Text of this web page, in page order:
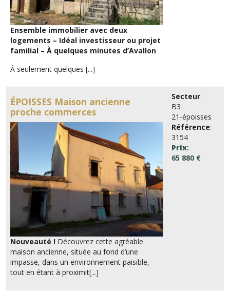
Ensemble immobilier avec deux
logements – Idéal investisseur ou projet
familial – À quelques minutes d’Avallon
À seulement quelques [...]
ÉPOISSES Maison ancienne
proche commerces
Nouveauté ! Découvrez cette agréable
maison ancienne, située au fond d’une
impasse, dans un environnement paisible,
tout en étant à proximit[...]
Secteur:
B3
21-époisses
Référence:
3154
Prix:
65 880 €